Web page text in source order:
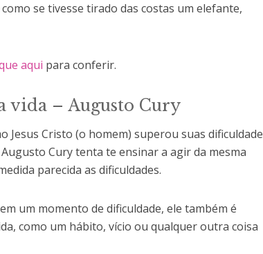
se tivesse tirado das costas um elefante,
aqui para conferir.
vida – Augusto Cury
Jesus Cristo (o homem) superou suas dificuldade
Cury tenta te ensinar a agir da mesma
parecida as dificuldades.
um momento de dificuldade, ele também é
como um hábito, vício ou qualquer outra coisa